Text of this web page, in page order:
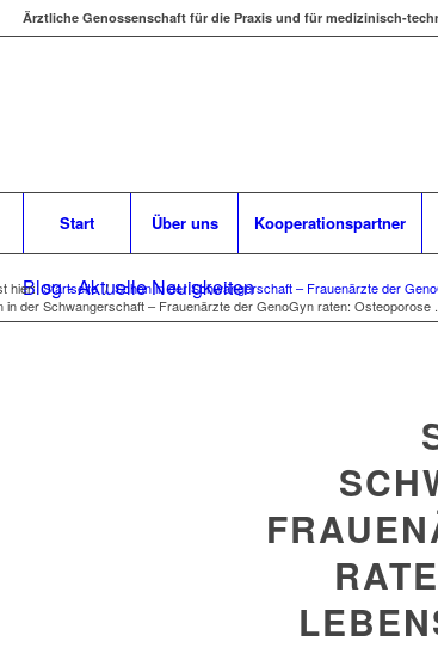
Ärztliche Genossenschaft für die Praxis und für medizinisch-
Start Über uns Kooperationspartner
Blog - Aktuelle Neuigkeiten
hier: Startseite / Schon in der Schwangerschaft – Frauenärzte der
in der Schwangerschaft – Frauenärzte der GenoGyn raten: Osteoporose